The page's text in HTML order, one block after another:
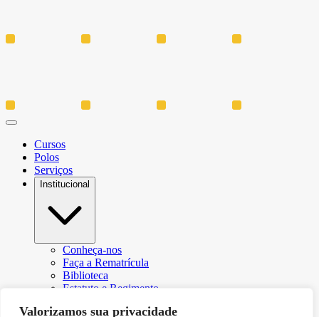
Valorizamos sua privacidade
Cursos
Polos
Serviços
Institucional
Conheça-nos
Faça a Rematrícula
Biblioteca
Estatuto e Regimento
Resoluções e Portarias